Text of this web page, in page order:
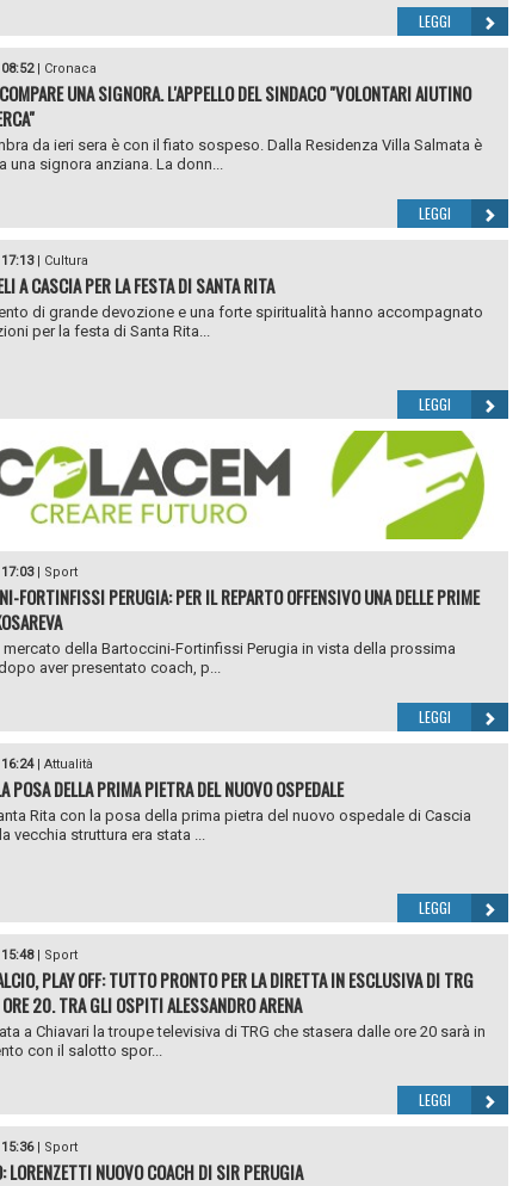
LEGGI
| Cronaca
UNA SIGNORA. L'APPELLO DEL SINDACO "VOLONTARI AIUTINO
da ieri sera è con il fiato sospeso. Dalla Residenza Villa Salmata è
una signora anziana. La donn...
LEGGI
| Cultura
A CASCIA PER LA FESTA DI SANTA RITA
di grande devozione e una forte spiritualità hanno accompagnato
per la festa di Santa Rita...
LEGGI
| Sport
FORTINFISSI PERUGIA: PER IL REPARTO OFFENSIVO UNA DELLE PRIME
mercato della Bartoccini-Fortinfissi Perugia in vista della prossima
aver presentato coach, p...
LEGGI
| Attualità
POSA DELLA PRIMA PIETRA DEL NUOVO OSPEDALE
Rita con la posa della prima pietra del nuovo ospedale di Cascia
vecchia struttura era stata ...
LEGGI
| Sport
PLAY OFF: TUTTO PRONTO PER LA DIRETTA IN ESCLUSIVA DI TRG
20. TRA GLI OSPITI ALESSANDRO ARENA
a Chiavari la troupe televisiva di TRG che stasera dalle ore 20 sarà in
con il salotto spor...
LEGGI
| Sport
LORENZETTI NUOVO COACH DI SIR PERUGIA